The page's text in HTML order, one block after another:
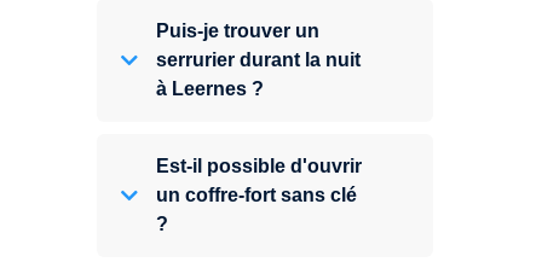
Puis-je trouver un
serrurier durant la nuit
à Leernes ?
Est-il possible d'ouvrir
un coffre-fort sans clé
?